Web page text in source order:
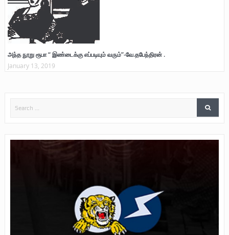
அந்த நூறு ரூபா “ இண்டைக்கு எப்படியும் வரும்”-வே.தபேந்திரன் .
January 13, 2019